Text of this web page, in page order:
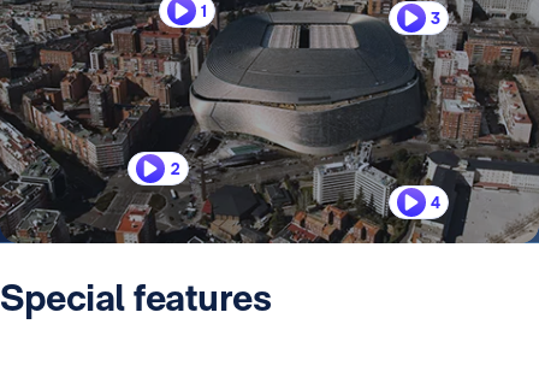
1
2
3
4
Special features